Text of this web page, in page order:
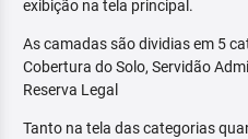
exibição na tela principal.
As camadas são dividias em 5
Cobertura do Solo, Servidão
Reserva Legal
Tanto na tela das categorias